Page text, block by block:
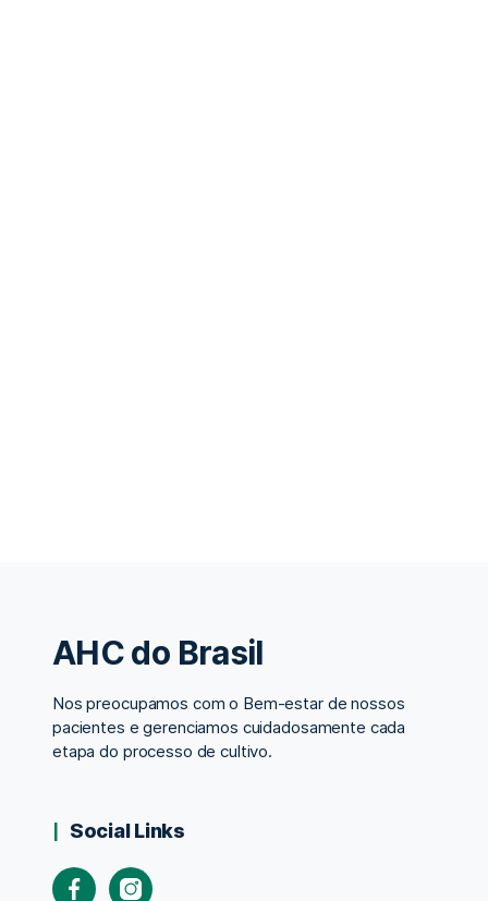
AHC do Brasil
Nos preocupamos com o Bem-estar de nossos
pacientes e gerenciamos cuidadosamente cada
etapa do processo de cultivo.
Social Links